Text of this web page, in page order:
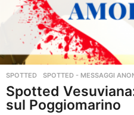
SPOTTED ,SPOTTED - MESSAGGI
Spotted
sul Poggiomarino